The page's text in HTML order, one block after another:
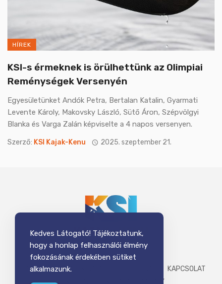
HÍREK
KSI-s érmeknek is örülhettünk az Olimpiai
Reménységek Versenyén
Egyesületünket Andók Petra, Bertalan Katalin, Gyarmati
Levente Károly, Makovsky László, Sütő Áron, Szépvölgyi
Blanka és Varga Zalán képviselte a 4 napos versenyen.
Szerző: KSI Kajak-Kenu 2025. szeptember 21.
ADATKEZELÉSI TÁJÉKOZTATÓ
KAPCSOLAT
DOKUMENTUMOK
ALAPSZABÁLY
Kedves Látogató! Tájékoztatunk,
hogy a honlap felhasználói élmény
fokozásának érdekében sütiket
alkalmazunk.